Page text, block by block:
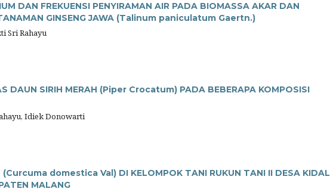
DAN FREKUENSI PENYIRAMAN AIR PADA BIOMASSA AKAR DAN
GINSENG JAWA (Talinum paniculatum Gaertn.)
Sri Rahayu
DAUN SIRIH MERAH (Piper Crocatum) PADA BEBERAPA KOMPOSISI
Idiek Donowarti
domestica Val) DI KELOMPOK TANI RUKUN TANI II DESA KIDAL
MALANG